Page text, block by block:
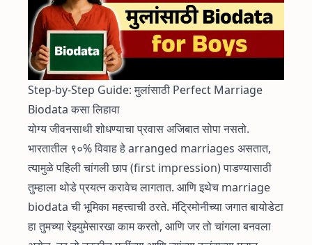
Step-by-Step Guide: मुलांसाठी Perfect Marriage
Biodata कसा लिहावा
योग्य जीवनसाथी शोधण्याचा प्रवास अजिबात सोपा नसतो.
भारतातील ९०% विवाह हे arranged marriages असतात,
त्यामुळे पहिली चांगली छाप (first impression) पाडण्यासाठी
तुम्हाला थोडे प्रयत्न करावेच लागतात. आणि इथेच marriage
biodata ची भूमिका महत्त्वाची ठरते. मॅट्रिमोनीच्या जगात बायोडेटा
हा तुमच्या रेझ्युमेसारखा काम करतो, आणि जर तो चांगला बनवला